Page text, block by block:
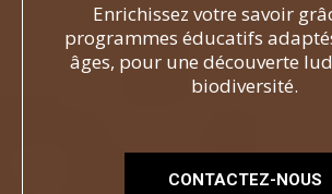
Enrichissez votre savoir
programmes éducatifs
âges, pour une découverte
biodiversité.
CONTACTEZ-NOUS